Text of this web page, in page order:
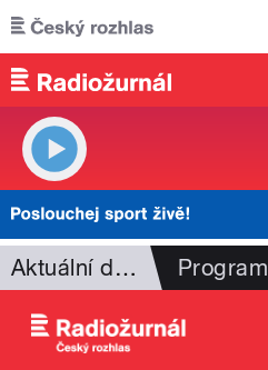
Přejít k hlavnímu obsahu
Aktuální dění Program